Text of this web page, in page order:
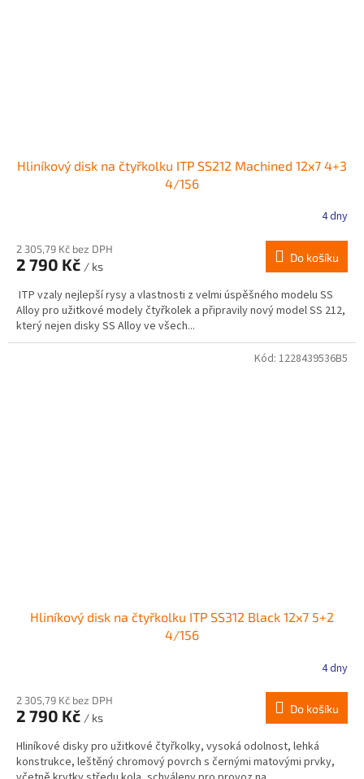
Hliníkový disk na čtyřkolku ITP SS212 Machined 12x7 4+3
4/156
4 dny
2 305,79 Kč bez DPH
2 790 Kč / ks
Do košíku
ITP vzaly nejlepší rysy a vlastnosti z velmi úspěšného modelu SS
Alloy pro užitkové modely čtyřkolek a připravily nový model SS 212,
který nejen disky SS Alloy ve všech...
Hliníkový disk na čtyřkolku ITP SS312 Black 12x7 5+2
4/156
4 dny
2 305,79 Kč bez DPH
2 790 Kč / ks
Do košíku
Hliníkové disky pro užitkové čtyřkolky, vysoká odolnost, lehká
konstrukce, leštěný chromový povrch s černými matovými prvky,
Kód: 1228439536B5